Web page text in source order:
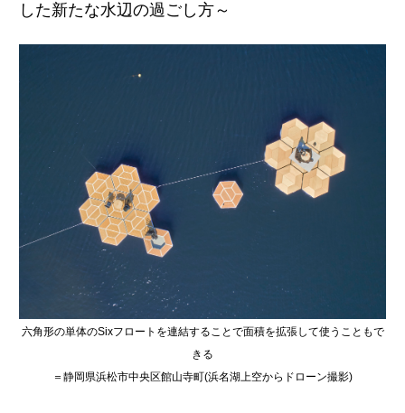
した新たな水辺の過ごし方～
六角形の単体のSixフロートを連結することで面積を拡張して使うこともで
きる
＝静岡県浜松市中央区館山寺町(浜名湖上空からドローン撮影)